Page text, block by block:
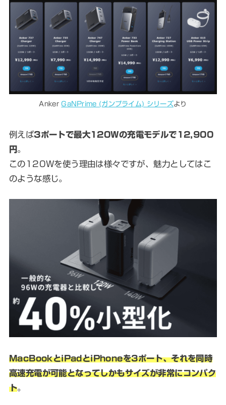
AnkerGaNPrime (ガンプライム) シリーズより
例えば3ポートで最大120Wの充電モデルで12,900
円 。
この120Wを使う理由は様々ですが、魅力としてはこ
のような感じ。
MacBookとiPadとiPhoneを3ポート、それを同時
高速充電が可能となってしかもサイズが非常にコンパク
ト。